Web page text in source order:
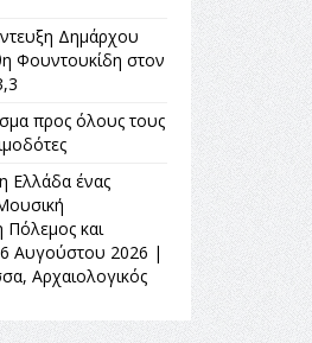
Δημάρχου
Φουντουκίδη στον
προς όλους τους
Ελλάδα ένας
Πόλεμος και
6 Αυγούστου 2026 |
Αρχαιολογικός
Λάκη